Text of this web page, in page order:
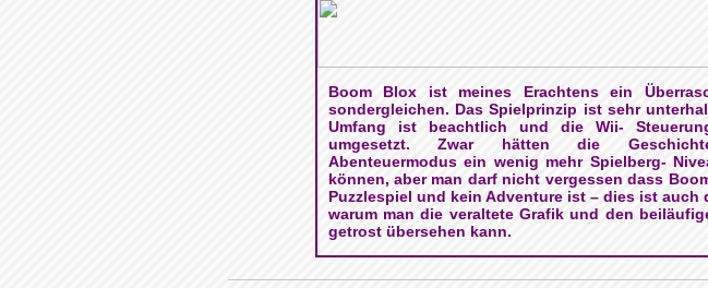
Boom Blox ist meines Erachtens ein
sondergleichen. Das Spielprinzip ist sehr
Umfang ist beachtlich und die Wii-
umgesetzt. Zwar hätten die
Abenteuermodus ein wenig mehr Spielberg-
können, aber man darf nicht vergessen dass
Puzzlespiel und kein Adventure ist – dies ist auch
warum man die veraltete Grafik und den
getrost übersehen kann.